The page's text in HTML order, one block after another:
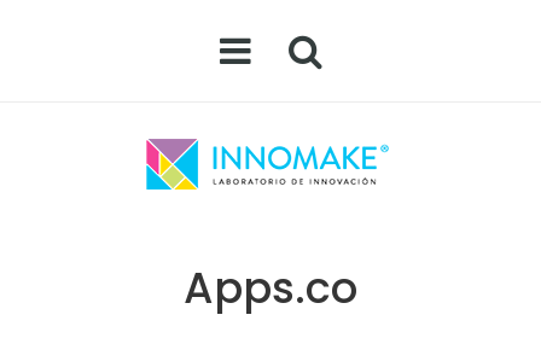
Apps.co